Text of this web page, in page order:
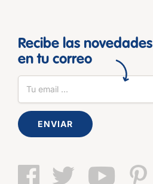
Recibe las novedades
en tu correo
ENVIAR